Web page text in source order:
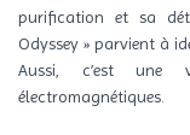
purification et sa
Odyssey » parvient à
Aussi, c’est une
électromagnétiques.